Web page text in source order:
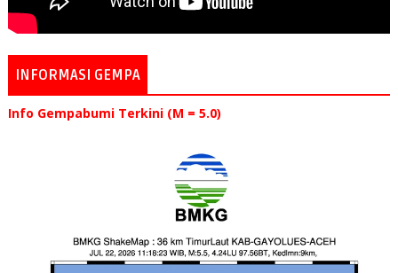
INFORMASI GEMPA
Info Gempabumi Terkini (M = 5.0)